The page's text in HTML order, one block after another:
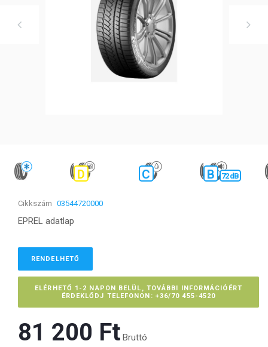
D C B 72 dB
Cikkszám 03544720000
EPREL adatlap
RENDELHETŐ
ELÉRHETŐ 1-2 NAPON BELÜL, TOVÁBBI INFORMÁCIÓÉRT
ÉRDEKLŐDJ TELEFONON: +36/70 455-4520
81 200 Ft‎ Bruttó